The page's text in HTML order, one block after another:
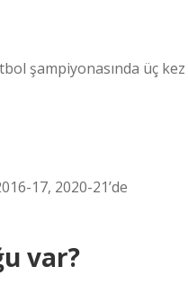
şampiyonasında üç kez
17, 2020-21’de
var?